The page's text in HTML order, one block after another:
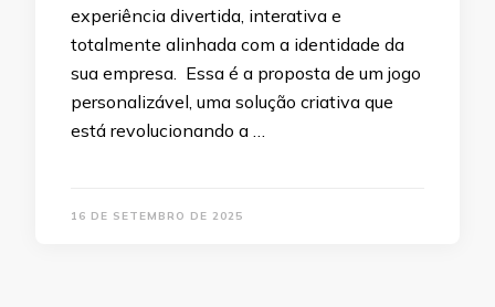
experiência divertida, interativa e
totalmente alinhada com a identidade da
sua empresa. Essa é a proposta de um jogo
personalizável, uma solução criativa que
está revolucionando a …
16 DE SETEMBRO DE 2025